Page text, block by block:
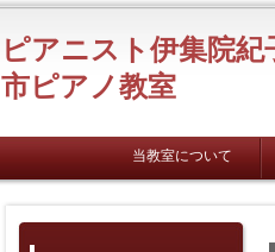
ピアニスト伊集院紀
市ピアノ教室
当教室について